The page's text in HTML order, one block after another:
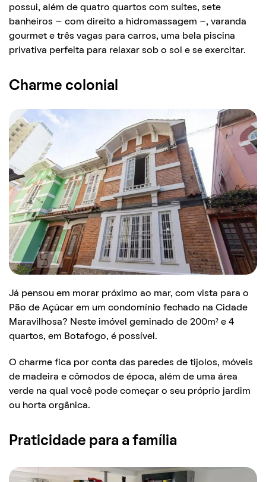
possui, além de quatro quartos com suítes, sete
banheiros – com direito a hidromassagem -, varanda
gourmet e três vagas para carros, uma bela piscina
privativa perfeita para relaxar sob o sol e se exercitar.
Charme colonial
Já pensou em morar próximo ao mar, com vista para o
Pão de Açúcar em um condomínio fechado na Cidade
Maravilhosa? Neste imóvel geminado de 200m² e 4
quartos, em Botafogo, é possível.
O charme fica por conta das paredes de tijolos, móveis
de madeira e cômodos de época, além de uma área
verde na qual você pode começar o seu próprio jardim
ou horta orgânica.
Praticidade para a família